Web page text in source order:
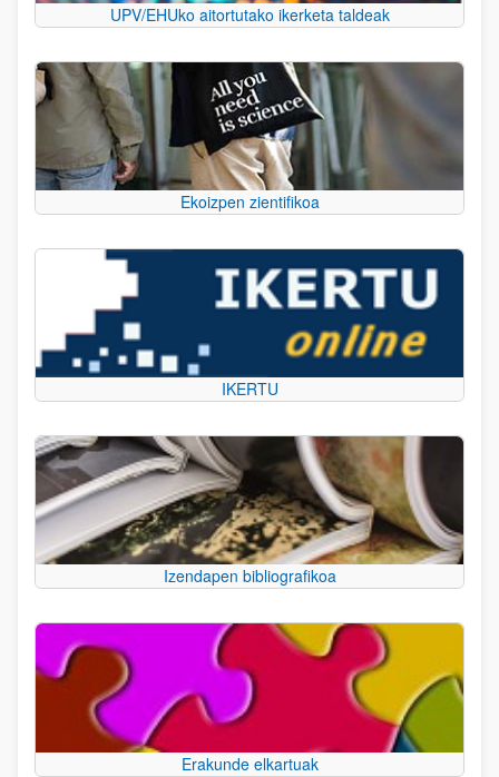
UPV/EHUko aitortutako ikerketa taldeak
Ekoizpen zientifikoa
IKERTU
Izendapen bibliografikoa
Erakunde elkartuak